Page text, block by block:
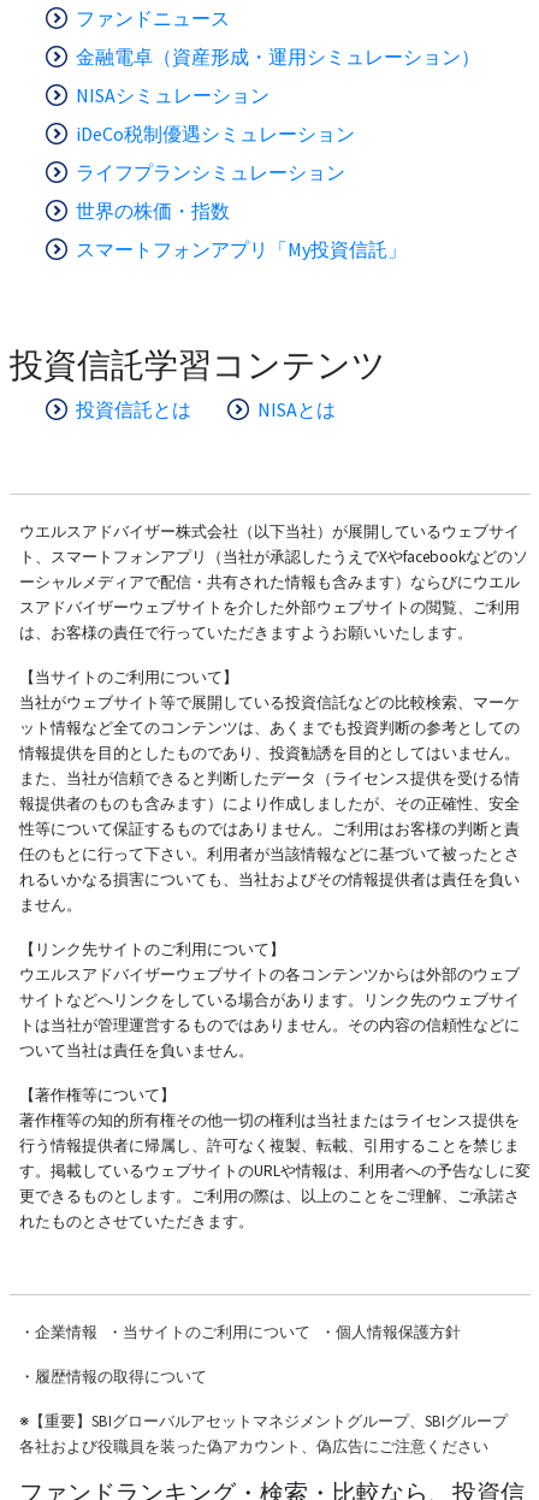
ファンドニュース
金融電卓（資産形成・運用シミュレーション）
NISAシミュレーション
iDeCo税制優遇シミュレーション
ライフプランシミュレーション
世界の株価・指数
スマートフォンアプリ「My投資信託」
投資信託学習コンテンツ
投資信託とは NISAとは
ウエルスアドバイザー株式会社（以下当社）が展開しているウェブサイ
ト、スマートフォンアプリ（当社が承認したうえでXやfacebookなどのソ
ーシャルメディアで配信・共有された情報も含みます）ならびにウエル
スアドバイザーウェブサイトを介した外部ウェブサイトの閲覧、ご利用
は、お客様の責任で行っていただきますようお願いいたします。
【当サイトのご利用について】
当社がウェブサイト等で展開している投資信託などの比較検索、マーケ
ット情報など全てのコンテンツは、あくまでも投資判断の参考としての
情報提供を目的としたものであり、投資勧誘を目的としてはいません。
また、当社が信頼できると判断したデータ（ライセンス提供を受ける情
報提供者のものも含みます）により作成しましたが、その正確性、安全
性等について保証するものではありません。ご利用はお客様の判断と責
任のもとに行って下さい。利用者が当該情報などに基づいて被ったとさ
れるいかなる損害についても、当社およびその情報提供者は責任を負い
ません。
【リンク先サイトのご利用について】
ウエルスアドバイザーウェブサイトの各コンテンツからは外部のウェブ
サイトなどへリンクをしている場合があります。リンク先のウェブサイ
トは当社が管理運営するものではありません。その内容の信頼性などに
ついて当社は責任を負いません。
【著作権等について】
著作権等の知的所有権その他一切の権利は当社またはライセンス提供を
行う情報提供者に帰属し、許可なく複製、転載、引用することを禁じま
す。掲載しているウェブサイトのURLや情報は、利用者への予告なしに変
更できるものとします。ご利用の際は、以上のことをご理解、ご承諾さ
れたものとさせていただきます。
・ 企業情報 ・ 当サイトのご利用について ・ 個人情報保護方針
・ 履歴情報の取得について
※【重要】SBIグローバルアセットマネジメントグループ、SBIグループ
各社および役職員を装った偽アカウント、偽広告にご注意ください
ファンドランキング・検索・比較なら、投資信